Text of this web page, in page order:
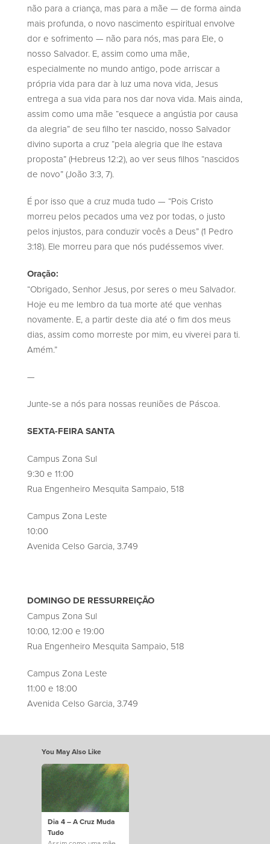
não para a criança, mas para a mãe — de forma ainda
mais profunda, o novo nascimento espiritual envolve
dor e sofrimento — não para nós, mas para Ele, o
nosso Salvador. E, assim como uma mãe,
especialmente no mundo antigo, pode arriscar a
própria vida para dar à luz uma nova vida, Jesus
entrega a sua vida para nos dar nova vida. Mais ainda,
assim como uma mãe “esquece a angústia por causa
da alegria” de seu filho ter nascido, nosso Salvador
divino suporta a cruz “pela alegria que lhe estava
proposta” (Hebreus 12:2), ao ver seus filhos “nascidos
de novo” (João 3:3, 7).
É por isso que a cruz muda tudo — “Pois Cristo
morreu pelos pecados uma vez por todas, o justo
pelos injustos, para conduzir vocês a Deus” (1 Pedro
3:18). Ele morreu para que nós pudéssemos viver.
Oração:
“Obrigado, Senhor Jesus, por seres o meu Salvador.
Hoje eu me lembro da tua morte até que venhas
novamente. E, a partir deste dia até o fim dos meus
dias, assim como morreste por mim, eu viverei para ti.
Amém.”
—
Junte-se a nós para nossas reuniões de Páscoa.
SEXTA-FEIRA SANTA
Campus Zona Sul
9:30 e 11:00
Rua Engenheiro Mesquita Sampaio, 518
Campus Zona Leste
10:00
Avenida Celso Garcia, 3.749
DOMINGO DE RESSURREIÇÃO
Campus Zona Sul
10:00, 12:00 e 19:00
Rua Engenheiro Mesquita Sampaio, 518
Campus Zona Leste
11:00 e 18:00
Avenida Celso Garcia, 3.749
You May Also Like
Dia 4 – A Cruz Muda
Tudo